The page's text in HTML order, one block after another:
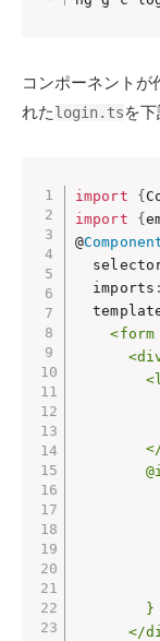
コンポーネントが
れたlogin.tsを
import {
import
{
@
  imports
:
<form
        }
</